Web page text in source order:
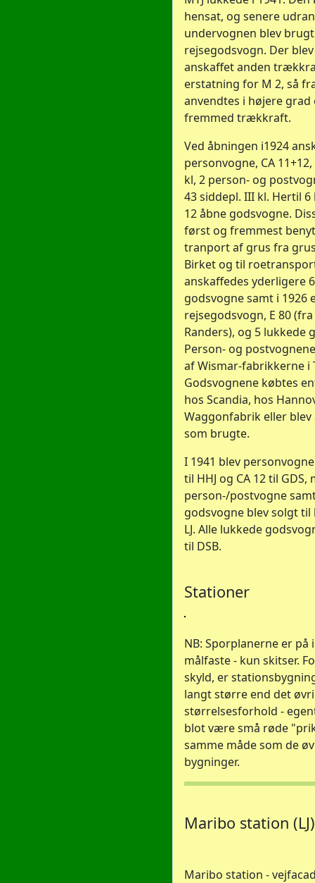
hensat, og senere
undervognen blev brugt
rejsegodsvogn. Der
anskaffet anden
erstatning for M 2, så
anvendtes i højere
fremmed trækkraft.
Ved åbningen i1924
personvogne, CA
kl, 2 person- og
43 siddepl. III kl. Hertil
12 åbne godsvogne.
først og fremmest
tranport af grus fra
Birket og til
anskaffedes yderligere
godsvogne samt i 1926
rejsegodsvogn, E 80
Randers), og 5 lukkede
Person- og
af Wismar-fabrikkerne i
Godsvognene købtes
hos Scandia, hos
Waggonfabrik eller
som brugte.
I 1941 blev
til HHJ og CA 12 til GDS,
person-/postvogne
godsvogne blev solgt til
LJ. Alle lukkede
til DSB.
Stationer
NB: Sporplanerne er på
målfaste - kun skitser.
skyld, er
langt større end det
størrelsesforhold -
blot være små røde
samme måde som de
bygninger.
Maribo station
Maribo station -